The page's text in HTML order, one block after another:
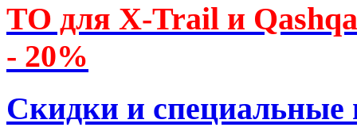
ТО для X-Trail и
- 20%
Скидки и специальные